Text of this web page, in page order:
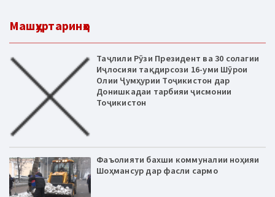
Машҳуртаринҳо
Таҷлили Рӯзи Президент ва 30 солагии
Иҷлосияи тақдирсози 16-уми Шӯрои
Олии Ҷумҳурии Тоҷикистон дар
Донишкадаи тарбияи ҷисмонии
Тоҷикистон
Фаъолияти бахши коммуналии ноҳияи
Шоҳмансур дар фасли сармо